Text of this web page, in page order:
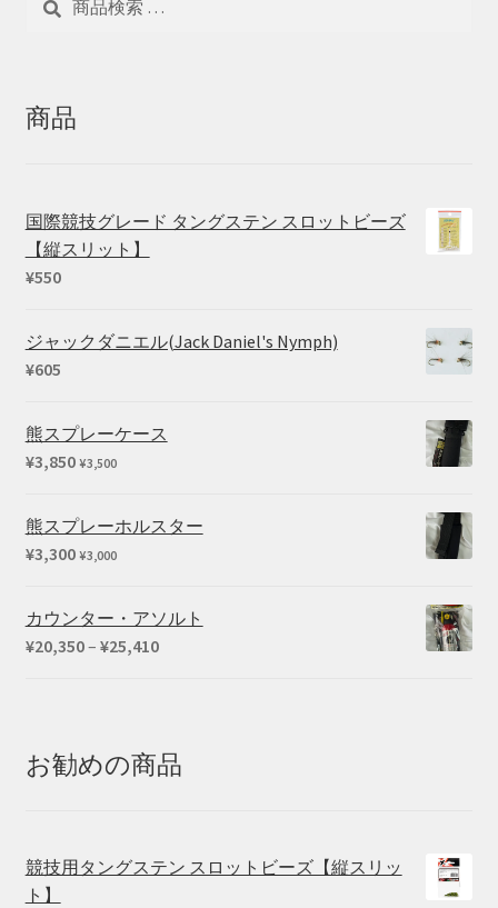
商品
国際競技グレード タングステン スロットビーズ
【縦スリット】
¥550
ジャックダニエル(Jack Daniel's Nymph)
¥605
熊スプレーケース
¥3,850 ¥3,500
熊スプレーホルスター
¥3,300 ¥3,000
カウンター・アソルト
¥20,350– ¥25,410価
–
¥25,410
お勧めの商品
競技用タングステン スロットビーズ【縦スリッ
ト】